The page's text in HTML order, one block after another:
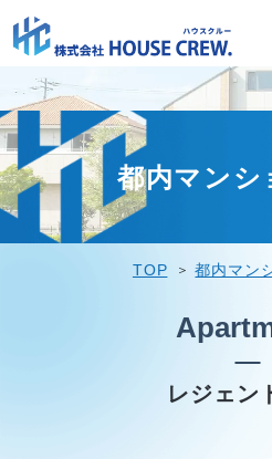
都内マンシ
TOP 都内マン
レジェン